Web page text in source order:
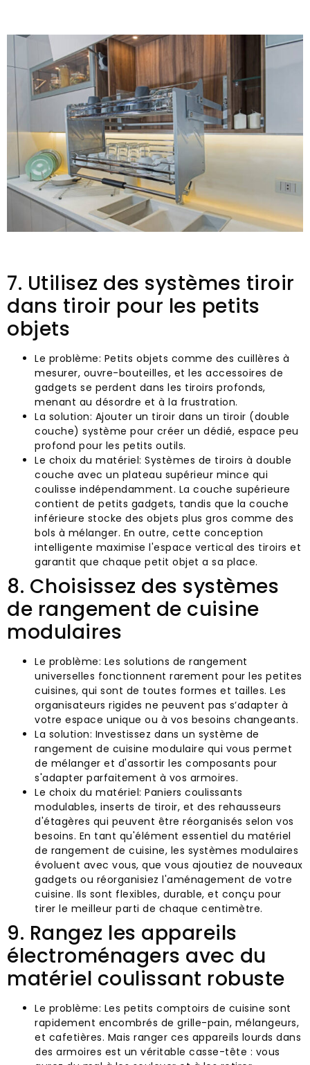
7. Utilisez des systèmes tiroir
dans tiroir pour les petits
objets
Le problème: Petits objets comme des cuillères à
mesurer, ouvre-bouteilles, et les accessoires de
gadgets se perdent dans les tiroirs profonds,
menant au désordre et à la frustration.
La solution: Ajouter un tiroir dans un tiroir (double
couche) système pour créer un dédié, espace peu
profond pour les petits outils.
Le choix du matériel: Systèmes de tiroirs à double
couche avec un plateau supérieur mince qui
coulisse indépendamment. La couche supérieure
contient de petits gadgets, tandis que la couche
inférieure stocke des objets plus gros comme des
bols à mélanger. En outre, cette conception
intelligente maximise l'espace vertical des tiroirs et
garantit que chaque petit objet a sa place.
8. Choisissez des systèmes
de rangement de cuisine
modulaires
Le problème: Les solutions de rangement
universelles fonctionnent rarement pour les petites
cuisines, qui sont de toutes formes et tailles. Les
organisateurs rigides ne peuvent pas s’adapter à
votre espace unique ou à vos besoins changeants.
La solution: Investissez dans un système de
rangement de cuisine modulaire qui vous permet
de mélanger et d'assortir les composants pour
s'adapter parfaitement à vos armoires.
Le choix du matériel: Paniers coulissants
modulables, inserts de tiroir, et des rehausseurs
d'étagères qui peuvent être réorganisés selon vos
besoins. En tant qu'élément essentiel du matériel
de rangement de cuisine, les systèmes modulaires
évoluent avec vous, que vous ajoutiez de nouveaux
gadgets ou réorganisiez l'aménagement de votre
cuisine. Ils sont flexibles, durable, et conçu pour
tirer le meilleur parti de chaque centimètre.
9. Rangez les appareils
électroménagers avec du
matériel coulissant robuste
Le problème: Les petits comptoirs de cuisine sont
rapidement encombrés de grille-pain, mélangeurs,
et cafetières. Mais ranger ces appareils lourds dans
des armoires est un véritable casse-tête : vous